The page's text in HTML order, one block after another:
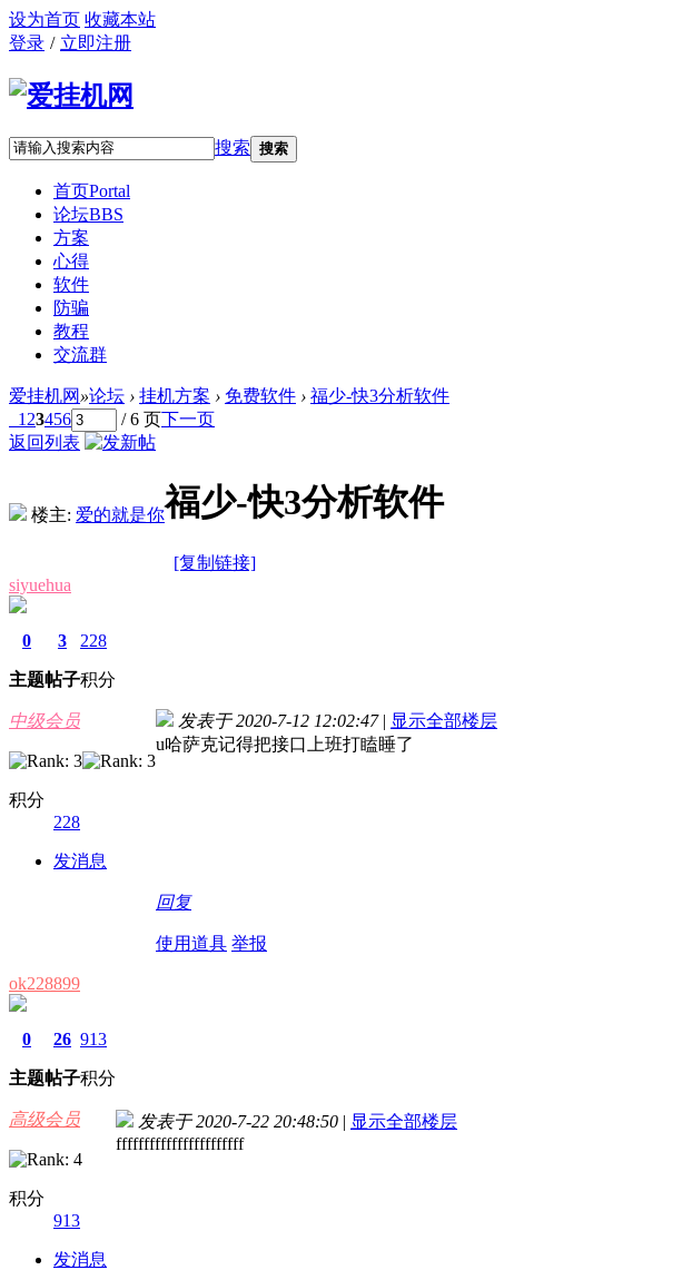
设为首页 收藏本站
登录 / 立即注册
搜索 搜索
首页Portal
论坛BBS
方案
心得
软件
防骗
教程
交流群
爱挂机网 »论坛 › 挂机方案 › 免费软件 › 福少-快3分析软件
1 23456 / 6 页下一页
返回列表
楼主: 爱的就是你福少-快3分析软件
[复制链接]
siyuehua
0
主题
3
帖子
228
积分
中级会员
积分
228
发消息
发表于 2020-7-12 12:02:47 | 显示全部楼层
u哈萨克记得把接口上班打瞌睡了
回复
使用道具 举报
ok228899
0
主题
26
帖子
913
积分
高级会员
积分
913
发消息
发表于 2020-7-22 20:48:50 | 显示全部楼层
fffffffffffffffffffffff